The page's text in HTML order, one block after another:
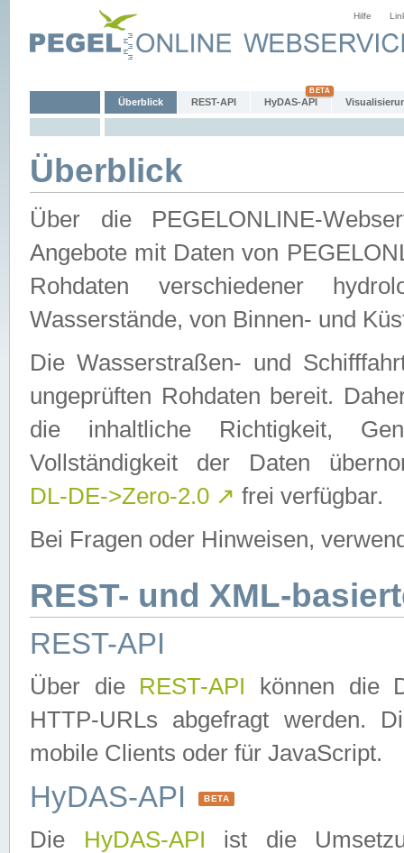
Hilfe
Überblick REST-API HyDAS-API
Überblick
Über die PEGELONLINE-
Angebote mit Daten von
Rohdaten verschiedener
Wasserstände, von Binnen- und
Die Wasserstraßen- und
ungeprüften Rohdaten bereit.
die inhaltliche Richtigkeit,
Vollständigkeit der Daten
DL-DE->Zero-2.0 ↗ frei verfügbar.
Bei Fragen oder Hinweisen,
REST- und XML-
REST-API
Über die REST-API können die
HTTP-URLs abgefragt werden.
mobile Clients oder für JavaScript.
HyDAS-API BETA
Die HyDAS-API ist die